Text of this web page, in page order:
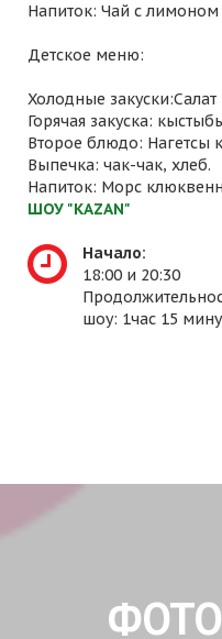
Напиток: Чай с лимоном
Детское меню:
Холодные
Горячая закуска:
Второе блюдо: Нагетсы
Выпечка: чак-чак, хлеб.
Напиток: Морс
ШОУ "KAZAN"
Начало:
18:00 и 20:30
шоу: 1час 15